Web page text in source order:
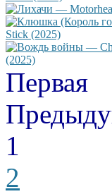
Первая
1
2